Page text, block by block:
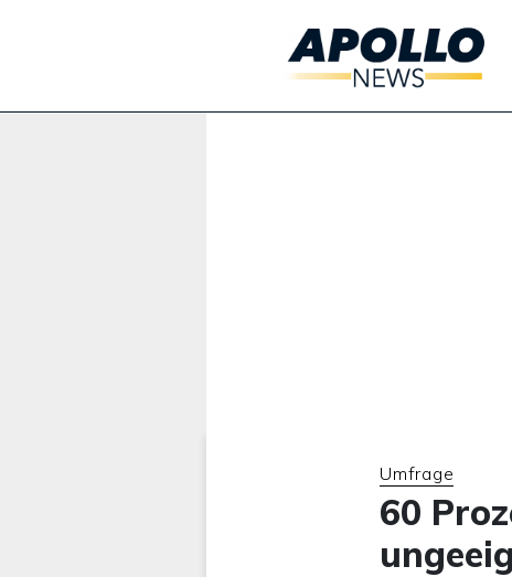
Umfrage
60